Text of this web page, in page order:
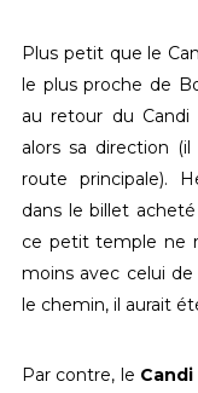
Plus petit que le
le plus proche de
au retour du
alors sa direction
route principale).
dans le billet
ce petit temple ne
moins avec celui de
le chemin, il aurait
Par contre, le